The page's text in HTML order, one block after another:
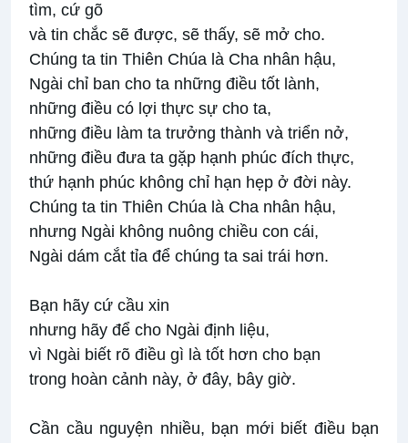
tìm, cứ gõ
và tin chắc sẽ được, sẽ thấy, sẽ mở cho.
Chúng ta tin Thiên Chúa là Cha nhân hậu,
Ngài chỉ ban cho ta những điều tốt lành,
những điều có lợi thực sự cho ta,
những điều làm ta trưởng thành và triển nở,
những điều đưa ta gặp hạnh phúc đích thực,
thứ hạnh phúc không chỉ hạn hẹp ở đời này.
Chúng ta tin Thiên Chúa là Cha nhân hậu,
nhưng Ngài không nuông chiều con cái,
Ngài dám cắt tỉa để chúng ta sai trái hơn.
Bạn hãy cứ cầu xin
nhưng hãy để cho Ngài định liệu,
vì Ngài biết rõ điều gì là tốt hơn cho bạn
trong hoàn cảnh này, ở đây, bây giờ.
Cần cầu nguyện nhiều, bạn mới biết điều bạn